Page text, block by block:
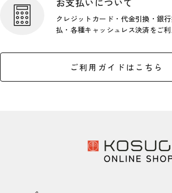
クレジットカード・代金引換・銀行
払・各種キャッシュレス決済をご
ご利用ガイドはこちら